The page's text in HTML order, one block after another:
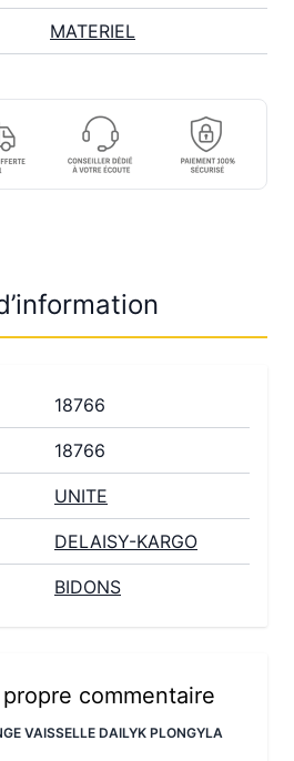
MATERIEL
18766
18766
UNITE
DELAISY-KARGO
BIDONS
commentaire
VAISSELLE DAILYK PLONGYLA